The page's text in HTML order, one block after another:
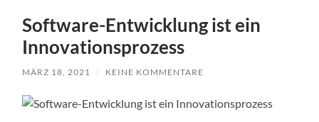
Software-Entwicklung ist ein
Innovationsprozess
MÄRZ 18, 2021 / KEINE KOMMENTARE